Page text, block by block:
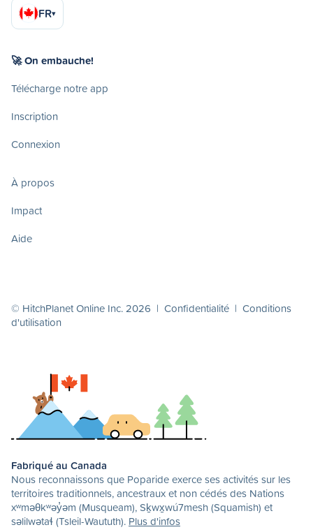
FR▾
🚀 On embauche!
Télécharge notre app
Inscription
Connexion
À propos
Impact
Aide
© HitchPlanet Online Inc. 2026 | Confidentialité | Conditions
d'utilisation
Fabriqué au Canada
Nous reconnaissons que Poparide exerce ses activités sur les
territoires traditionnels, ancestraux et non cédés des Nations
xʷməθkʷəy̓əm (Musqueam), Sḵwx̱wú7mesh (Squamish) et
səlilwətaɬ (Tsleil-Waututh). Plus d'infos